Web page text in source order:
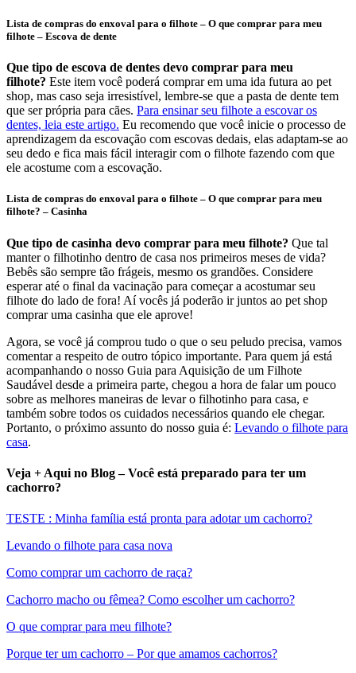
Lista de compras do enxoval para o filhote – O que comprar para meu
filhote – Escova de dente
Que tipo de escova de dentes devo comprar para meu
filhote? Este item você poderá comprar em uma ida futura ao pet
shop, mas caso seja irresistível, lembre-se que a pasta de dente tem
que ser própria para cães. Para ensinar seu filhote a escovar os
dentes, leia este artigo. Eu recomendo que você inicie o processo de
aprendizagem da escovação com escovas dedais, elas adaptam-se ao
seu dedo e fica mais fácil interagir com o filhote fazendo com que
ele acostume com a escovação.
Lista de compras do enxoval para o filhote – O que comprar para meu
filhote? – Casinha
Que tipo de casinha devo comprar para meu filhote? Que tal
manter o filhotinho dentro de casa nos primeiros meses de vida?
Bebês são sempre tão frágeis, mesmo os grandões. Considere
esperar até o final da vacinação para começar a acostumar seu
filhote do lado de fora! Aí vocês já poderão ir juntos ao pet shop
comprar uma casinha que ele aprove!
Agora, se você já comprou tudo o que o seu peludo precisa, vamos
comentar a respeito de outro tópico importante. Para quem já está
acompanhando o nosso Guia para Aquisição de um Filhote
Saudável desde a primeira parte, chegou a hora de falar um pouco
sobre as melhores maneiras de levar o filhotinho para casa, e
também sobre todos os cuidados necessários quando ele chegar.
Portanto, o próximo assunto do nosso guia é: Levando o filhote para
casa.
Veja + Aqui no Blog – Você está preparado para ter um
cachorro?
TESTE : Minha família está pronta para adotar um cachorro?
Levando o filhote para casa nova
Como comprar um cachorro de raça?
Cachorro macho ou fêmea? Como escolher um cachorro?
O que comprar para meu filhote?
Porque ter um cachorro – Por que amamos cachorros?